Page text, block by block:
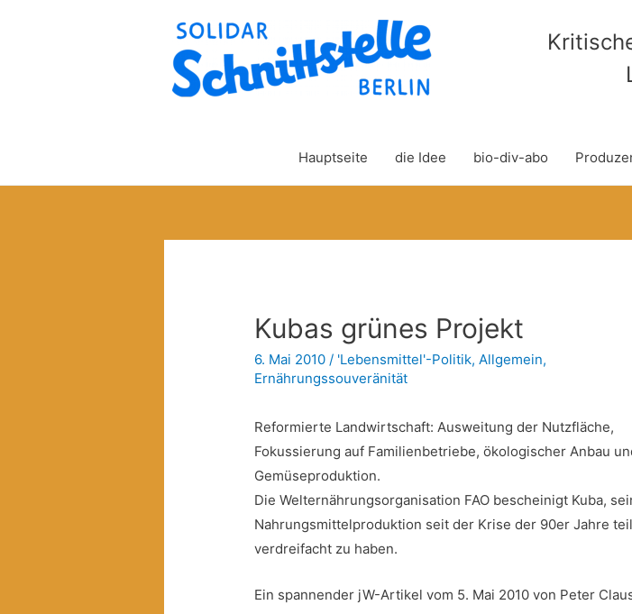
Hauptseite die Idee bio-div-abo
Kubas grünes Projekt
6. Mai 2010 / 'Lebensmittel'-Politik,Allgemein,
Ernährungssouveränität
Reformierte Landwirtschaft: Ausweitung der Nutzfläche,
Fokussierung auf Familienbetriebe, ökologischer Anbau
Gemüseproduktion.
Die Welternährungsorganisation FAO bescheinigt Kuba,
Nahrungsmittelproduktion seit der Krise der 90er Jahre
verdreifacht zu haben.
Ein spannender jW-Artikel vom 5. Mai 2010 von Peter